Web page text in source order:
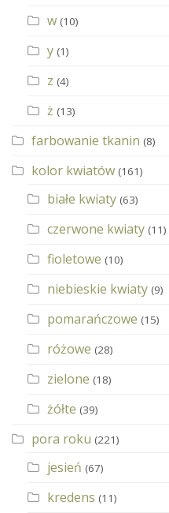
w (10)
y (1)
z (4)
ż (13)
farbowanie tkanin (8)
kolor kwiatów (161)
białe kwiaty (63)
czerwone kwiaty (11)
fioletowe (10)
niebieskie kwiaty (9)
pomarańczowe (15)
różowe (28)
zielone (18)
żółte (39)
pora roku (221)
jesień (67)
kredens (11)